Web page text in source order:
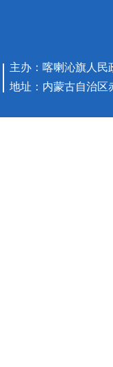
主办：喀喇沁旗人
地址：内蒙古自治区